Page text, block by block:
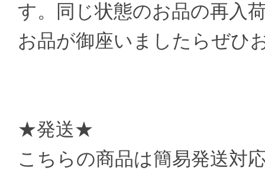
す。同じ状態のお品の再入
お品が御座いましたらぜひ
★発送★
こちらの商品は簡易発送対